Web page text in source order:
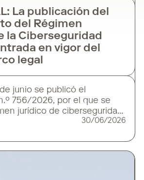
La publicación del
del Régimen
la Ciberseguridad
en vigor del
legal
junio se publicó el
756/2026, por el que se
jurídico de ciberseguridad.
junto con la puesta en
de ciberseguridad
ha marcado el
30/06/2026